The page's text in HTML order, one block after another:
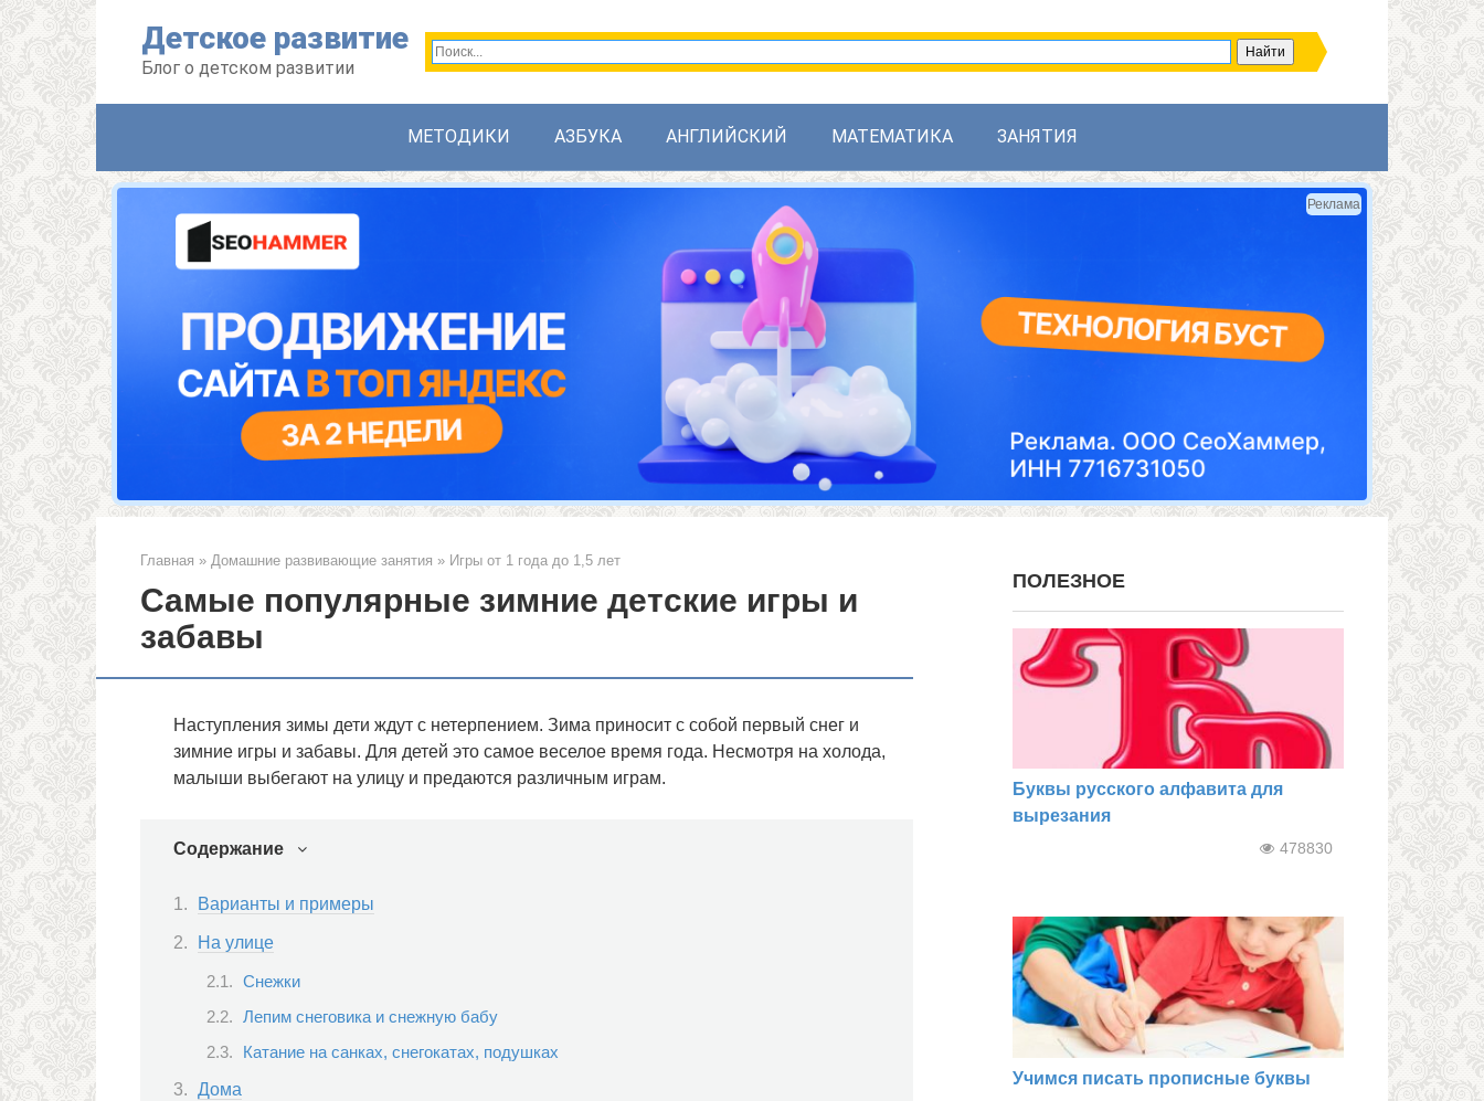
Детское развитие
Блог о детском развитии
МЕТОДИКИ АЗБУКА АНГЛИЙСКИЙ МАТЕМАТИКА ЗАНЯТИЯ
Реклама
Главная » Домашние развивающие занятия » Игры от 1 года до 1,5 лет
Самые популярные зимние детские игры и
забавы
Наступления зимы дети ждут с нетерпением. Зима приносит с собой первый снег и
зимние игры и забавы. Для детей это самое веселое время года. Несмотря на холода,
малыши выбегают на улицу и предаются различным играм.
Содержание
Варианты и примеры
На улице
Снежки
Лепим снеговика и снежную бабу
Катание на санках, снегокатах, подушках
Дома
ПОЛЕЗНОЕ
Буквы русского алфавита для
вырезания
478830
Учимся писать прописные буквы